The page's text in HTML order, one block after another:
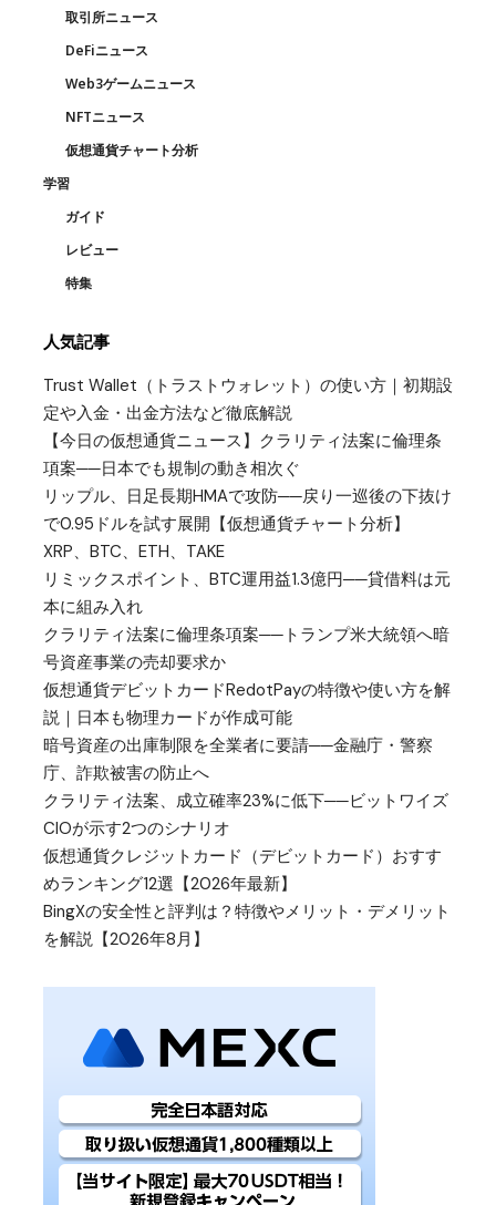
取引所ニュース
DeFiニュース
Web3ゲームニュース
NFTニュース
仮想通貨チャート分析
学習
ガイド
レビュー
特集
人気記事
Trust Wallet（トラストウォレット）の使い方｜初期設
定や入金・出金方法など徹底解説
【今日の仮想通貨ニュース】クラリティ法案に倫理条
項案──日本でも規制の動き相次ぐ
リップル、日足長期HMAで攻防──戻り一巡後の下抜け
で0.95ドルを試す展開【仮想通貨チャート分析】
XRP、BTC、ETH、TAKE
リミックスポイント、BTC運用益1.3億円──貸借料は元
本に組み入れ
クラリティ法案に倫理条項案──トランプ米大統領へ暗
号資産事業の売却要求か
仮想通貨デビットカードRedotPayの特徴や使い方を解
説｜日本も物理カードが作成可能
暗号資産の出庫制限を全業者に要請──金融庁・警察
庁、詐欺被害の防止へ
クラリティ法案、成立確率23%に低下──ビットワイズ
CIOが示す2つのシナリオ
仮想通貨クレジットカード（デビットカード）おすす
めランキング12選【2026年最新】
BingXの安全性と評判は？特徴やメリット・デメリット
を解説【2026年8月】